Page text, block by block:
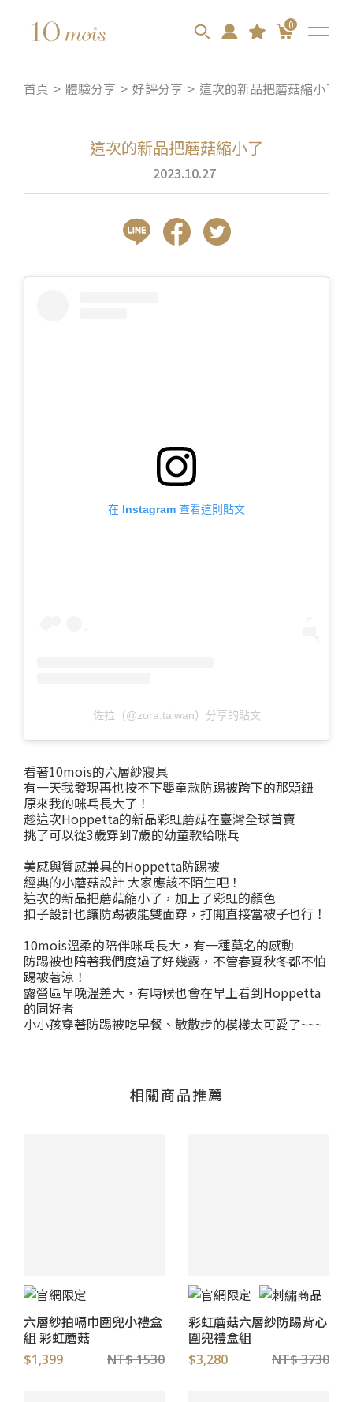
0
首頁 體驗分享 好評分享 這次的新品把蘑菇縮小了
這次的新品把蘑菇縮小了
2023.10.27
在 Instagram 查看這則貼文
佐拉（@zora.taiwan）分享的貼文
看著10mois的六層紗寢具
有一天我發現再也按不下嬰童款防踢被跨下的那顆鈕
原來我的咪乓長大了！
趁這次Hoppetta的新品彩虹蘑菇在臺灣全球首賣
挑了可以從3歲穿到7歲的幼童款給咪乓
美感與質感兼具的Hoppetta防踢被
經典的小蘑菇設計 大家應該不陌生吧！
這次的新品把蘑菇縮小了，加上了彩虹的顏色
扣子設計也讓防踢被能雙面穿，打開直接當被子也行！
10mois溫柔的陪伴咪乓長大，有一種莫名的感動
防踢被也陪著我們度過了好幾露，不管春夏秋冬都不怕
踢被著涼！
露營區早晚溫差大，有時候也會在早上看到Hoppetta
的同好者
小小孩穿著防踢被吃早餐、散散步的模樣太可愛了~~~
相關商品推薦
六層紗拍嗝巾圍兜小禮盒
組 彩虹蘑菇
$1,399 NT$ 1530
彩虹蘑菇六層紗防踢背心
圍兜禮盒組
$3,280 NT$ 3730